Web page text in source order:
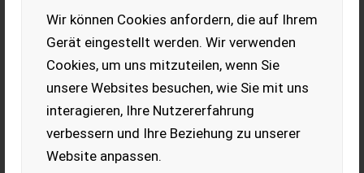
Wir können Cookies anfordern, die auf Ihrem
Gerät eingestellt werden. Wir verwenden
Cookies, um uns mitzuteilen, wenn Sie
unsere Websites besuchen, wie Sie mit uns
interagieren, Ihre Nutzererfahrung
verbessern und Ihre Beziehung zu unserer
Website anpassen.
Ladeort
Ort